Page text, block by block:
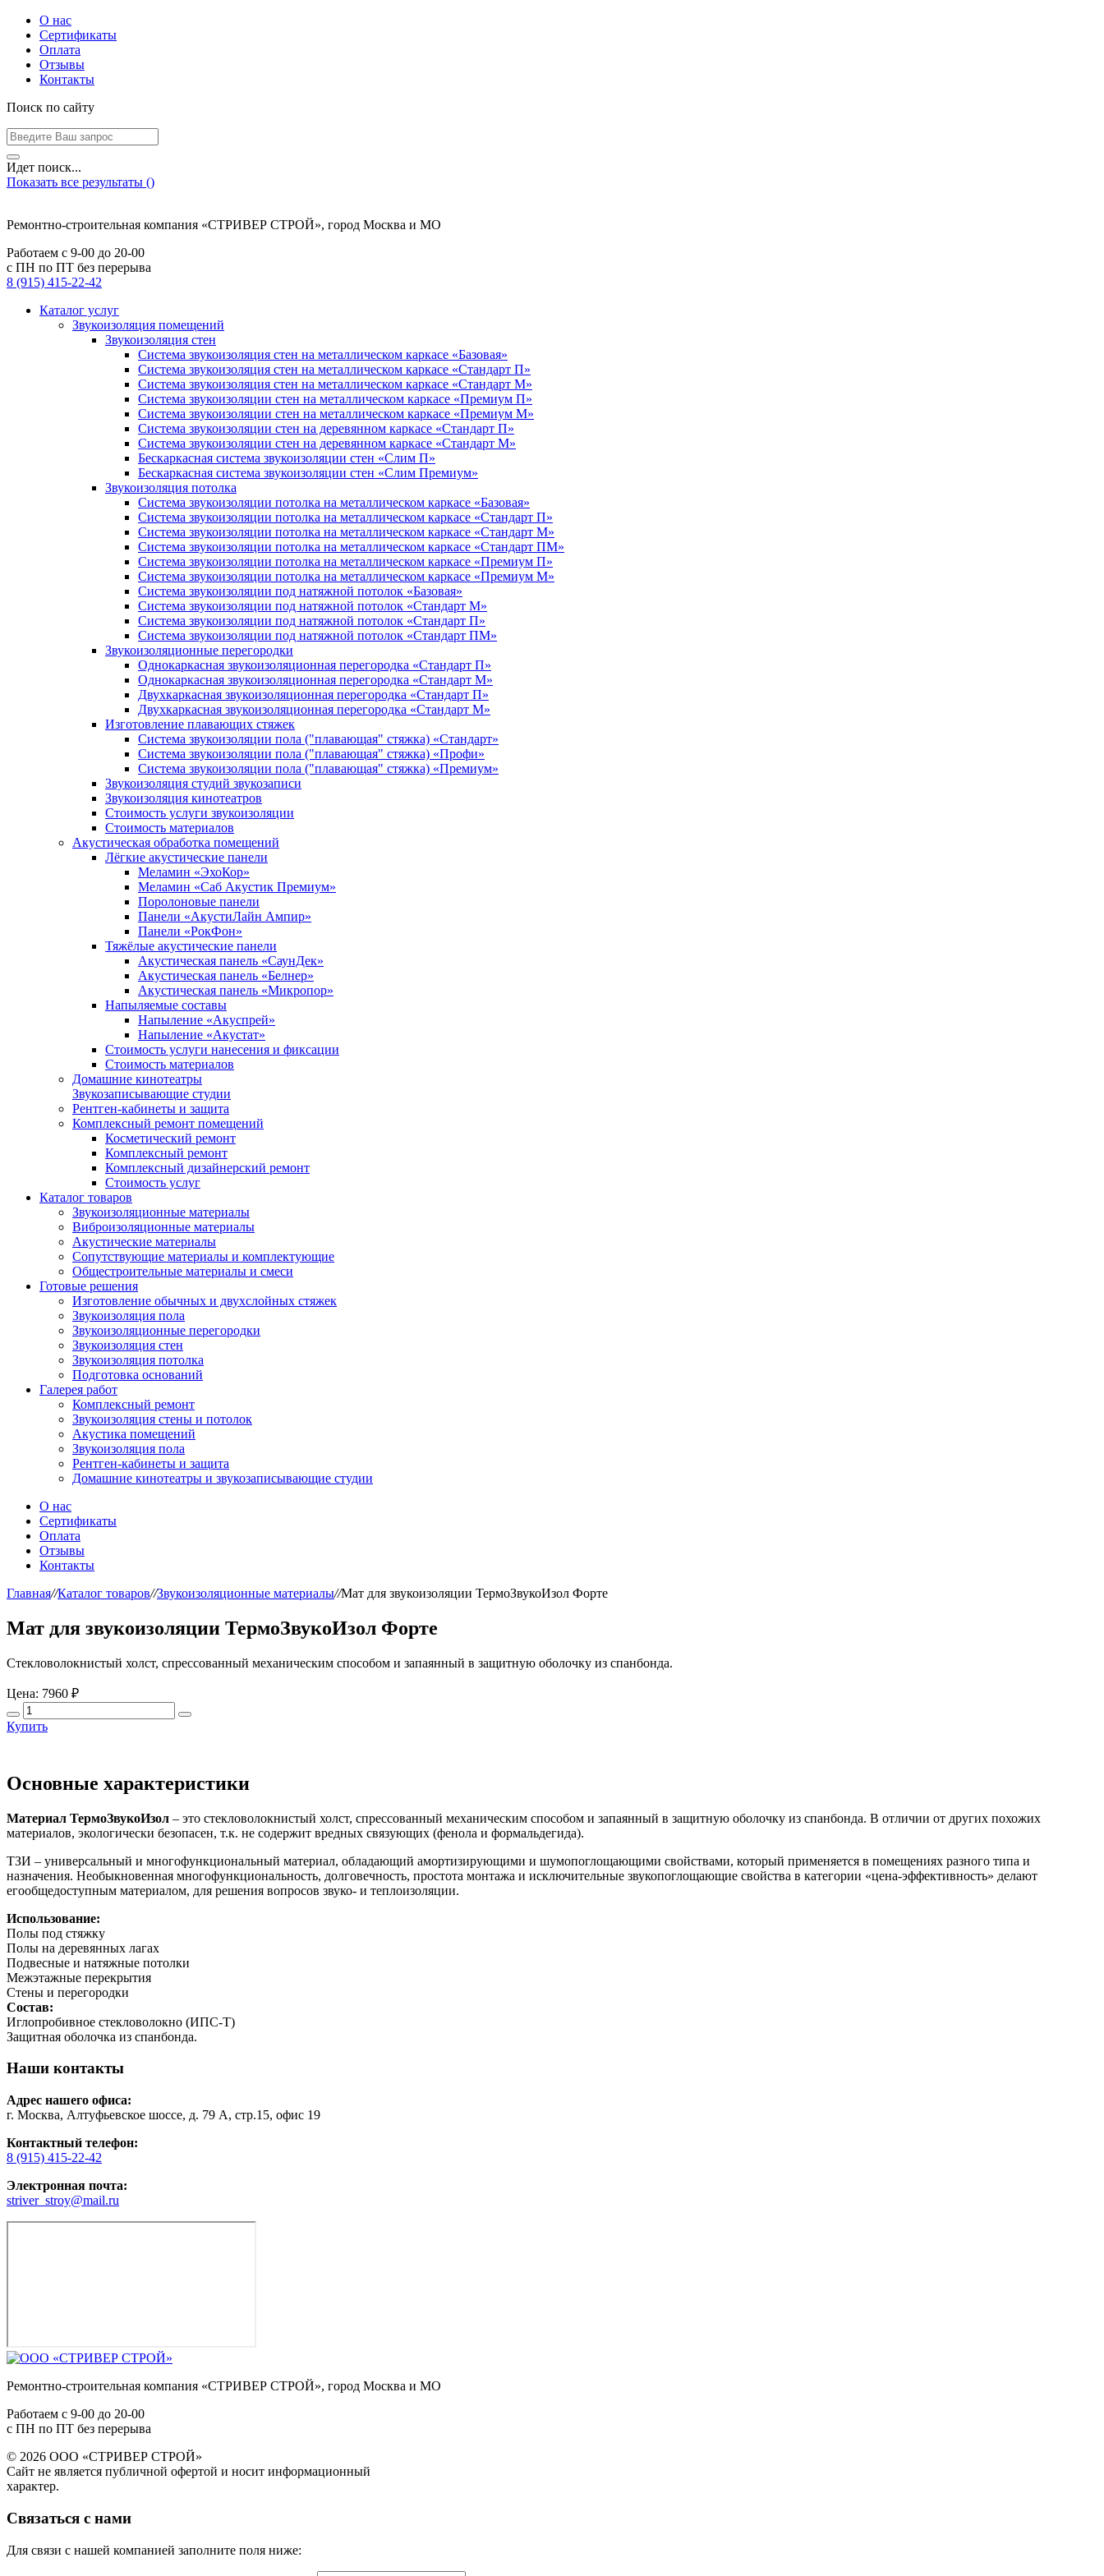
О нас
Сертификаты
Оплата
Отзывы
Контакты
Поиск по сайту
Идет поиск...
Показать все результаты ()
Ремонтно-строительная компания «СТРИВЕР СТРОЙ», город Москва и МО
Работаем с 9-00 до 20-00
с ПН по ПТ без перерыва
8 (915) 415-22-42
Каталог услуг
Звукоизоляция помещений
Звукоизоляция стен
Система звукоизоляция стен на металлическом каркасе «Базовая»
Система звукоизоляция стен на металлическом каркасе «Стандарт П»
Система звукоизоляция стен на металлическом каркасе «Стандарт М»
Система звукоизоляции стен на металлическом каркасе «Премиум П»
Система звукоизоляции стен на металлическом каркасе «Премиум М»
Система звукоизоляции стен на деревянном каркасе «Стандарт П»
Система звукоизоляции стен на деревянном каркасе «Стандарт М»
Бескаркасная система звукоизоляции стен «Слим П»
Бескаркасная система звукоизоляции стен «Слим Премиум»
Звукоизоляция потолка
Система звукоизоляции потолка на металлическом каркасе «Базовая»
Система звукоизоляции потолка на металлическом каркасе «Стандарт П»
Система звукоизоляции потолка на металлическом каркасе «Стандарт М»
Система звукоизоляции потолка на металлическом каркасе «Стандарт ПМ»
Система звукоизоляции потолка на металлическом каркасе «Премиум П»
Система звукоизоляции потолка на металлическом каркасе «Премиум М»
Система звукоизоляции под натяжной потолок «Базовая»
Система звукоизоляции под натяжной потолок «Стандарт М»
Система звукоизоляции под натяжной потолок «Стандарт П»
Система звукоизоляции под натяжной потолок «Стандарт ПМ»
Звукоизоляционные перегородки
Однокаркасная звукоизоляционная перегородка «Стандарт П»
Однокаркасная звукоизоляционная перегородка «Стандарт М»
Двухкаркасная звукоизоляционная перегородка «Стандарт П»
Двухкаркасная звукоизоляционная перегородка «Стандарт М»
Изготовление плавающих стяжек
Система звукоизоляции пола ("плавающая" стяжка) «Стандарт»
Система звукоизоляции пола ("плавающая" стяжка) «Профи»
Система звукоизоляции пола ("плавающая" стяжка) «Премиум»
Звукоизоляция студий звукозаписи
Звукоизоляция кинотеатров
Стоимость услуги звукоизоляции
Стоимость материалов
Акустическая обработка помещений
Лёгкие акустические панели
Меламин «ЭхоКор»
Меламин «Саб Акустик Премиум»
Поролоновые панели
Панели «АкустиЛайн Ампир»
Панели «РокФон»
Тяжёлые акустические панели
Акустическая панель «СаунДек»
Акустическая панель «Белнер»
Акустическая панель «Микропор»
Напыляемые составы
Напыление «Акуспрей»
Напыление «Акустат»
Стоимость услуги нанесения и фиксации
Стоимость материалов
Домашние кинотеатры
Звукозаписывающие студии
Рентген-кабинеты и защита
Комплексный ремонт помещений
Косметический ремонт
Комплексный ремонт
Комплексный дизайнерский ремонт
Стоимость услуг
Каталог товаров
Звукоизоляционные материалы
Виброизоляционные материалы
Акустические материалы
Сопутствующие материалы и комплектующие
Общестроительные материалы и смеси
Готовые решения
Изготовление обычных и двухслойных стяжек
Звукоизоляция пола
Звукоизоляционные перегородки
Звукоизоляция стен
Звукоизоляция потолка
Подготовка оснований
Галерея работ
Комплексный ремонт
Звукоизоляция стены и потолок
Акустика помещений
Звукоизоляция пола
Рентген-кабинеты и защита
Домашние кинотеатры и звукозаписывающие студии
О нас
Сертификаты
Оплата
Отзывы
Контакты
Главная//Каталог товаров//Звукоизоляционные материалы//Мат для звукоизоляции ТермоЗвукоИзол Форте
Мат для звукоизоляции ТермоЗвукоИзол Форте
Стекловолокнистый холст, спрессованный механическим способом и запаянный в защитную оболочку из спанбонда.
Цена: 7960 ₽
Купить
Основные характеристики
Материал ТермоЗвукоИзол – это стекловолокнистый холст, спрессованный механическим способом и запаянный в защитную оболочку из спанбонда. В отличии от других похожих
материалов, экологически безопасен, т.к. не содержит вредных связующих (фенола и формальдегида).
ТЗИ – универсальный и многофункциональный материал, обладающий амортизирующими и шумопоглощающими свойствами, который применяется в помещениях разного типа и
назначения. Необыкновенная многофункциональность, долговечность, простота монтажа и исключительные звукопоглощающие свойства в категории «цена-эффективность» делают
егообщедоступным материалом, для решения вопросов звуко- и теплоизоляции.
Использование:
Полы под стяжку
Полы на деревянных лагах
Подвесные и натяжные потолки
Межэтажные перекрытия
Стены и перегородки
Состав:
Иглопробивное стекловолокно (ИПС-Т)
Защитная оболочка из спанбонда.
Наши контакты
Адрес нашего офиса:
г. Москва, Алтуфьевское шоссе, д. 79 А, стр.15, офис 19
Контактный телефон:
8 (915) 415-22-42
Электронная почта:
striver_stroy@mail.ru
Ремонтно-строительная компания «СТРИВЕР СТРОЙ», город Москва и МО
Работаем с 9-00 до 20-00
с ПН по ПТ без перерыва
© 2026 ООО «СТРИВЕР СТРОЙ»
Сайт не является публичной офертой и носит информационный
характер.
Связаться с нами
Для связи с нашей компанией заполните поля ниже: